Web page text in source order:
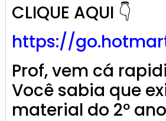
CLIQUE AQUI 👇
https://go.
Prof, vem cá
Você sabia que
material do 2º